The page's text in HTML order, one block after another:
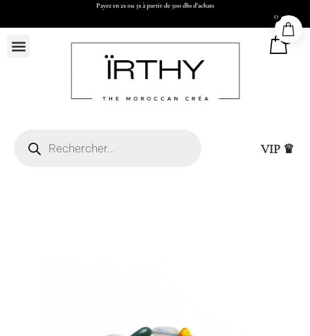
Payez en 2x ou 3x à partir de 500 dhs d’achats
0
VIP ♛
0